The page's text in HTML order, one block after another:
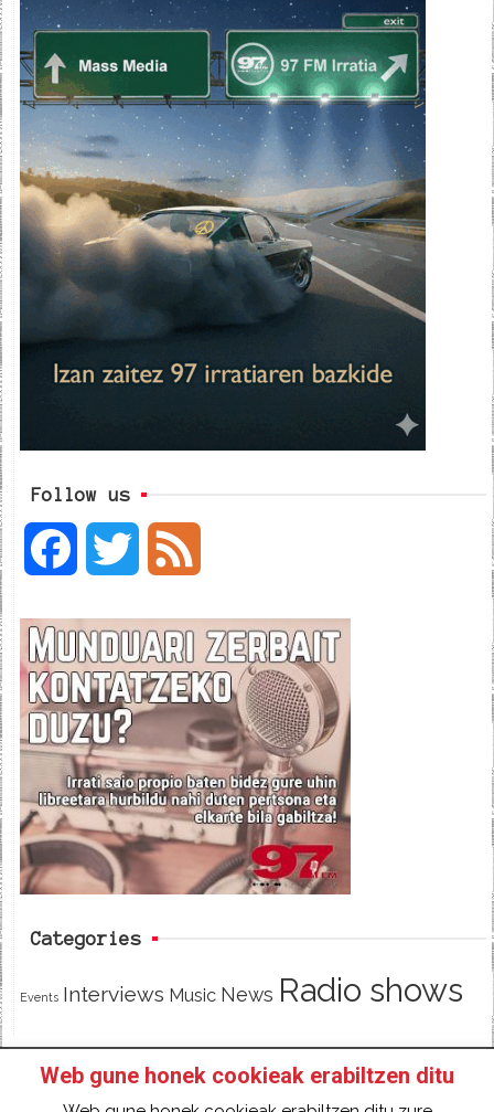
Follow us
c
e
b
o
o
i
t
t
e
e
d
Categories
Events Interviews Music News Radio shows
HOME
HAZTE SOCI@ DE 97FM IRRATIA
Web gune honek cookieak erabiltzen ditu